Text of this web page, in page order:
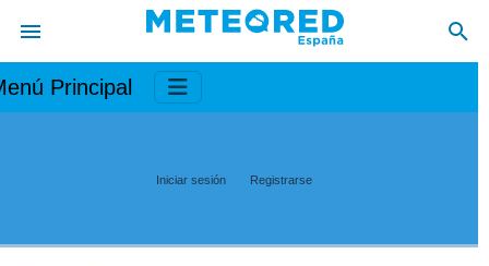
Principal
Iniciar sesión Registrarse